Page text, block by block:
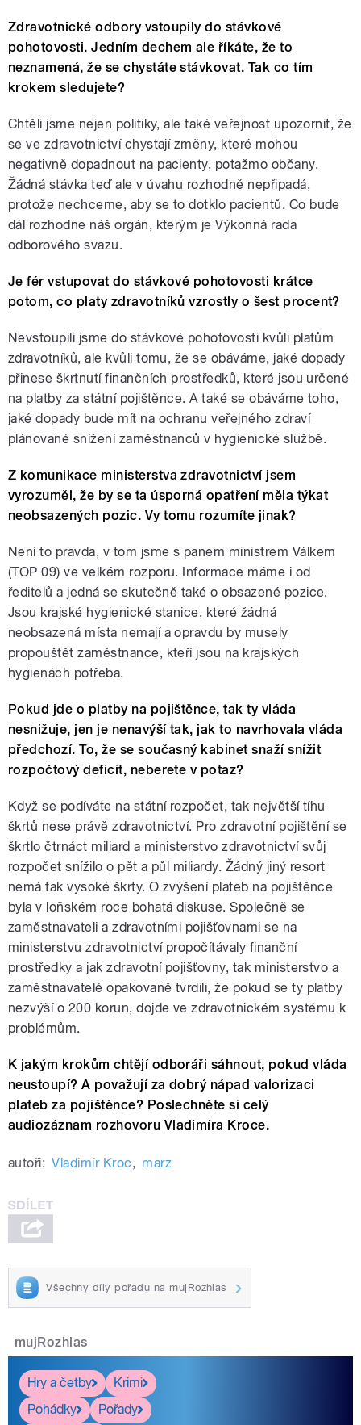
Zdravotnické odbory vstoupily do stávkové
pohotovosti. Jedním dechem ale říkáte, že to
neznamená, že se chystáte stávkovat. Tak co tím
krokem sledujete?
Chtěli jsme nejen politiky, ale také veřejnost upozornit, že
se ve zdravotnictví chystají změny, které mohou
negativně dopadnout na pacienty, potažmo občany.
Žádná stávka teď ale v úvahu rozhodně nepřipadá,
protože nechceme, aby se to dotklo pacientů. Co bude
dál rozhodne náš orgán, kterým je Výkonná rada
odborového svazu.
Je fér vstupovat do stávkové pohotovosti krátce
potom, co platy zdravotníků vzrostly o šest procent?
Nevstoupili jsme do stávkové pohotovosti kvůli platům
zdravotníků, ale kvůli tomu, že se obáváme, jaké dopady
přinese škrtnutí finančních prostředků, které jsou určené
na platby za státní pojištěnce. A také se obáváme toho,
jaké dopady bude mít na ochranu veřejného zdraví
plánované snížení zaměstnanců v hygienické službě.
Z komunikace ministerstva zdravotnictví jsem
vyrozuměl, že by se ta úsporná opatření měla týkat
neobsazených pozic. Vy tomu rozumíte jinak?
Není to pravda, v tom jsme s panem ministrem Válkem
(TOP 09) ve velkém rozporu. Informace máme i od
ředitelů a jedná se skutečně také o obsazené pozice.
Jsou krajské hygienické stanice, které žádná
neobsazená místa nemají a opravdu by musely
propouštět zaměstnance, kteří jsou na krajských
hygienách potřeba.
Pokud jde o platby na pojištěnce, tak ty vláda
nesnižuje, jen je nenavýší tak, jak to navrhovala vláda
předchozí. To, že se současný kabinet snaží snížit
rozpočtový deficit, neberete v potaz?
Když se podíváte na státní rozpočet, tak největší tíhu
škrtů nese právě zdravotnictví. Pro zdravotní pojištění se
škrtlo čtrnáct miliard a ministerstvo zdravotnictví svůj
rozpočet snížilo o pět a půl miliardy. Žádný jiný resort
nemá tak vysoké škrty. O zvýšení plateb na pojištěnce
byla v loňském roce bohatá diskuse. Společně se
zaměstnavateli a zdravotními pojišťovnami se na
ministerstvu zdravotnictví propočítávaly finanční
prostředky a jak zdravotní pojišťovny, tak ministerstvo a
zaměstnavatelé opakovaně tvrdili, že pokud se ty platby
nezvýší o 200 korun, dojde ve zdravotnickém systému k
problémům.
K jakým krokům chtějí odboráři sáhnout, pokud vláda
neustoupí? A považují za dobrý nápad valorizaci
plateb za pojištěnce? Poslechněte si celý
audiozáznam rozhovoru Vladimíra Kroce.
autoři: Vladimír Kroc, marz
Všechny díly pořadu na mujRozhlas
mujRozhlas
Hry a četby
Krimi
Pohádky
Pořady